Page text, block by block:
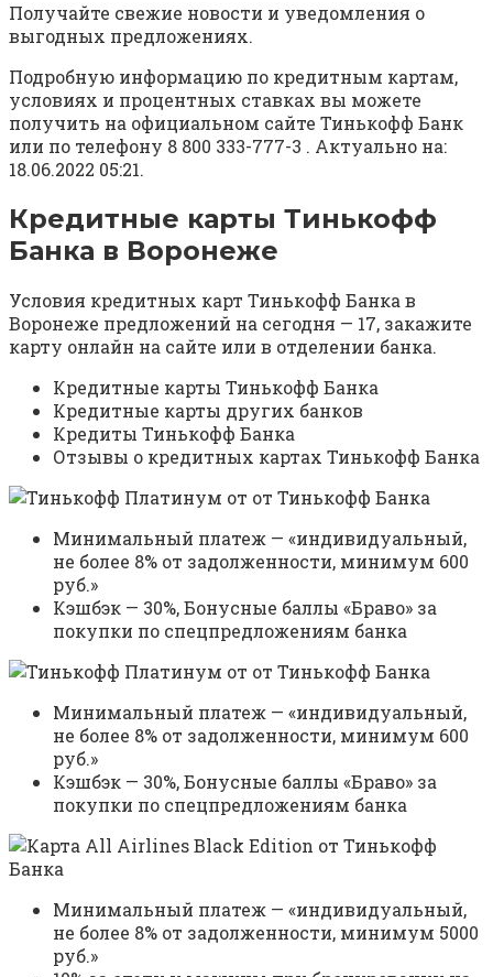
Получайте свежие новости и уведомления о
выгодных предложениях.
Подробную информацию по кредитным картам,
условиях и процентных ставках вы можете
получить на официальном сайте Тинькофф Банк
или по телефону 8 800 333-777-3 . Актуально на:
18.06.2022 05:21.
Кредитные карты Тинькофф
Банка в Воронеже
Условия кредитных карт Тинькофф Банка в
Воронеже предложений на сегодня — 17, закажите
карту онлайн на сайте или в отделении банка.
Кредитные карты Тинькофф Банка
Кредитные карты других банков
Кредиты Тинькофф Банка
Отзывы о кредитных картах Тинькофф Банка
Минимальный платеж — «индивидуальный,
не более 8% от задолженности, минимум 600
руб.»
Кэшбэк — 30%, Бонусные баллы «Браво» за
покупки по спецпредложениям банка
Минимальный платеж — «индивидуальный,
не более 8% от задолженности, минимум 600
руб.»
Кэшбэк — 30%, Бонусные баллы «Браво» за
покупки по спецпредложениям банка
Минимальный платеж — «индивидуальный,
не более 8% от задолженности, минимум 5000
руб.»